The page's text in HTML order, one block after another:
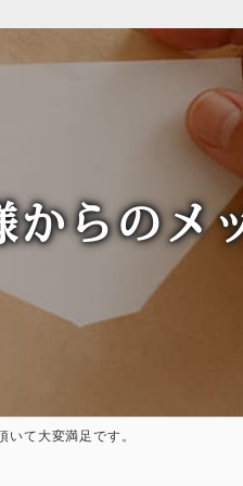
からのメ
て大変満足です。